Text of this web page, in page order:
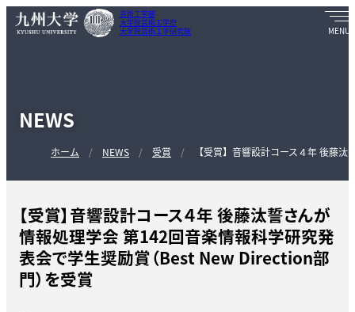
芸術工学部
大学院芸術工学府
大学院芸術工学研究院
NEWS
ホーム NEWS 受賞 【受賞】音響設計コース４年 後藤
【受賞】音響設計コース４年 後藤汰誓さんが
情報処理学会 第142回音楽情報科学研究発
表会で学生奨励賞（Best New Direction部
門）を受賞